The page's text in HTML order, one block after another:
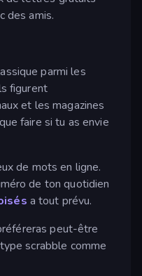
des amis.
parmi les
figurent
et les magazines
faire si tu as envie
de mots en ligne.
de ton quotidien
a tout prévu.
peut-être
scrabble comme